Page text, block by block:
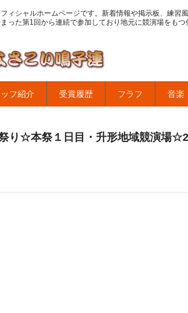
ィシャルホームページです。新着情報や掲示板、練習
った第1回から連続で参加しており地元に競演場をもつ
フ紹介 受賞履歴 フラフ 音楽
り☆本祭１日目・升形地域競演場